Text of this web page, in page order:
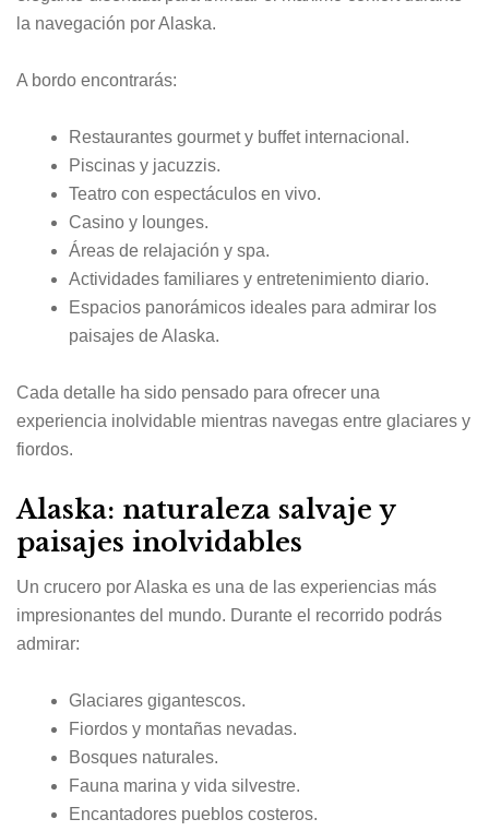
la navegación por Alaska.
A bordo encontrarás:
Restaurantes gourmet y buffet internacional.
Piscinas y jacuzzis.
Teatro con espectáculos en vivo.
Casino y lounges.
Áreas de relajación y spa.
Actividades familiares y entretenimiento diario.
Espacios panorámicos ideales para admirar los
paisajes de Alaska.
Cada detalle ha sido pensado para ofrecer una
experiencia inolvidable mientras navegas entre glaciares y
fiordos.
Alaska: naturaleza salvaje y
paisajes inolvidables
Un crucero por Alaska es una de las experiencias más
impresionantes del mundo. Durante el recorrido podrás
admirar:
Glaciares gigantescos.
Fiordos y montañas nevadas.
Bosques naturales.
Fauna marina y vida silvestre.
Encantadores pueblos costeros.